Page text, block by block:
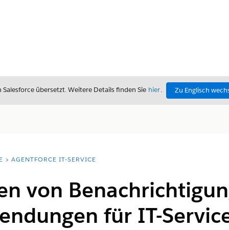
übersetzt. Weitere Details finden Sie hier. Zu Englisch
AGENTFORCE IT-SERVICE
von
für IT-